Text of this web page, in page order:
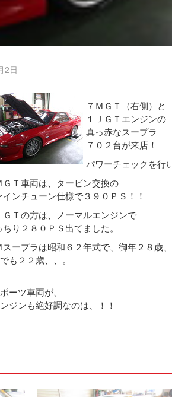
2日
７ＭＧＴ（右側）と
１ＪＧＴエンジンの
真っ赤なスープラ
７０２台が来店！
パワーチェックを行
ＧＴ車両は、タービン交換の
インチューン仕様で３９０ＰＳ！！
ＧＴの方は、ノーマルエンジンで
ちり２８０ＰＳ出てました。
スープラは昭和６２年式で、御年２８歳、
も２２歳、、。
ーツ車両が、
ジンも絶好調なのは、！！